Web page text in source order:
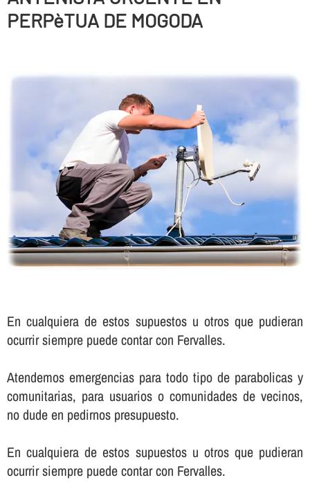
PERPèTUA DE MOGODA
En cualquiera de estos supuestos u otros que pudieran
ocurrir siempre puede contar con Fervalles.
Atendemos emergencias para todo tipo de parabolicas y
comunitarias, para usuarios o comunidades de vecinos,
no dude en pedirnos presupuesto.
En cualquiera de estos supuestos u otros que pudieran
ocurrir siempre puede contar con Fervalles.